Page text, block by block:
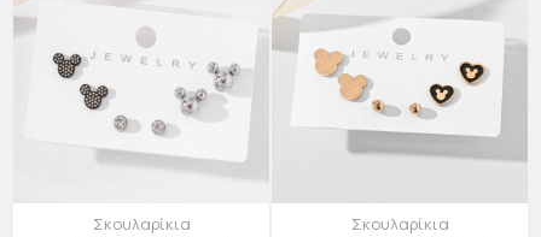
Σκουλαρίκια Σκουλαρίκια